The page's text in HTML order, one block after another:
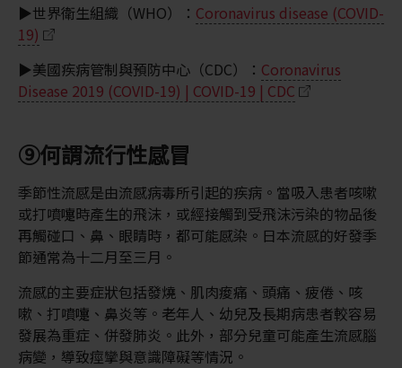
▶世界衛生組織（WHO）： Coronavirus disease (COVID-
19)
▶美國疾病管制與預防中心（CDC）： Coronavirus
Disease 2019 (COVID-19) | COVID-19 | CDC
⑨何謂流行性感冒
季節性流感是由流感病毒所引起的疾病。當吸入患者咳嗽
或打噴嚏時產生的飛沫，或經接觸到受飛沫污染的物品後
再觸碰口、鼻、眼睛時，都可能感染。日本流感的好發季
節通常為十二月至三月。
流感的主要症狀包括發燒、肌肉痠痛、頭痛、疲倦、咳
嗽、打噴嚏、鼻炎等。老年人、幼兒及長期病患者較容易
發展為重症、併發肺炎。此外，部分兒童可能產生流感腦
病變，導致痙攣與意識障礙等情況。